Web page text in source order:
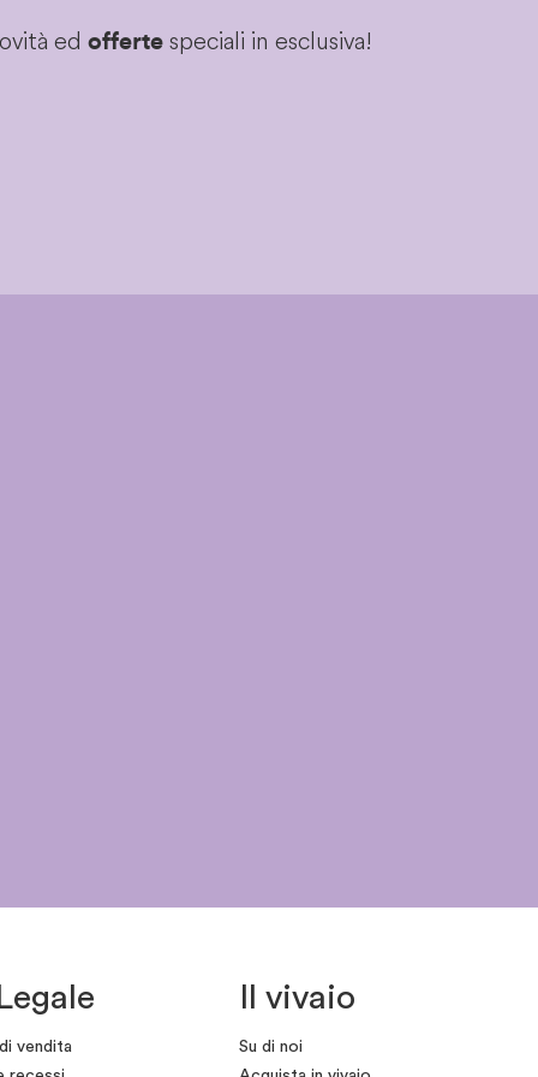
ed offerte speciali in esclusiva!
vendita
Il vivaio
Su di noi